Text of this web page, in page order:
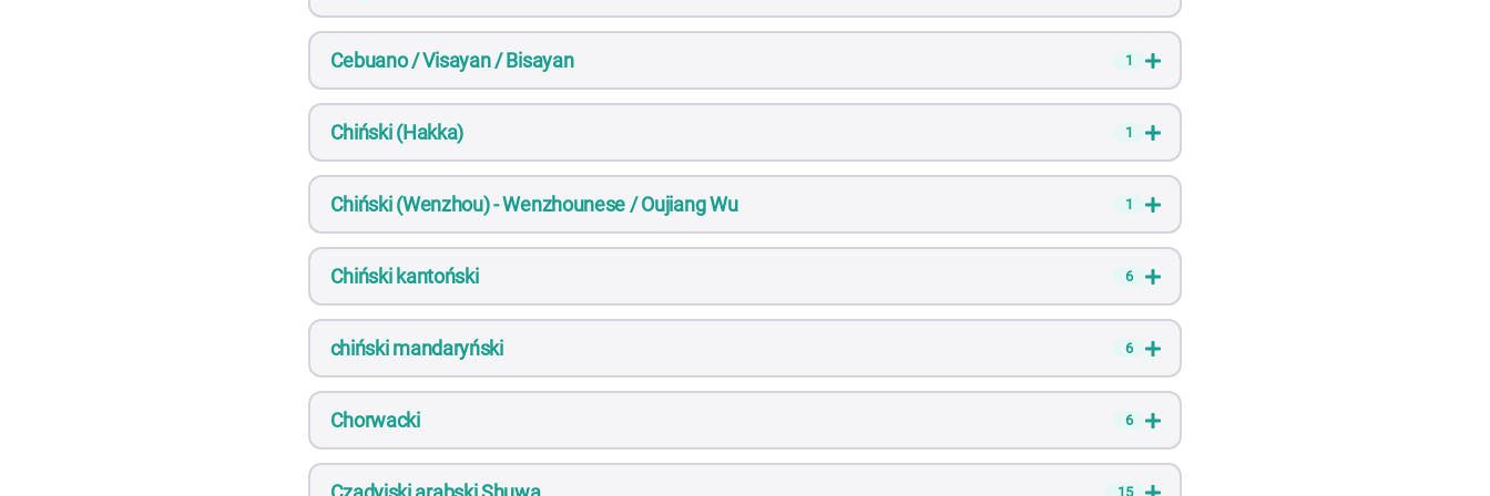
Cebuano / Visayan / Bisayan 1
Chiński (Hakka) 1
Chiński (Wenzhou) - Wenzhounese / Oujiang Wu 1
Chiński kantoński 6
chiński mandaryński 6
Chorwacki 6
15